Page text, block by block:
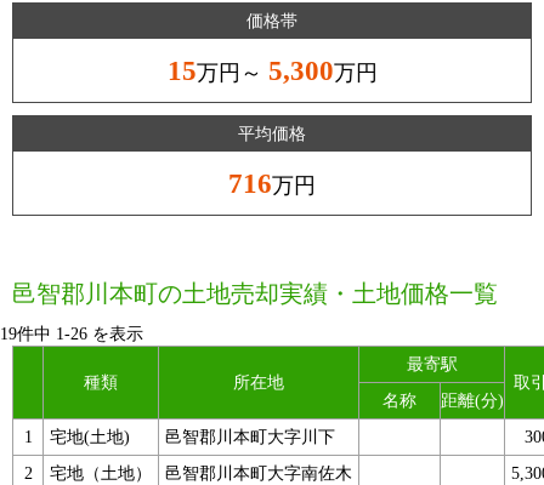
価格帯
15万円～ 5,300万円
平均価格
716万円
邑智郡川本町の土地売却実績・土地価格一覧
19件中 1-26 を表示
種類 所在地
最寄駅
取
名称
距離(分)
1
宅地(土地) 邑智郡川本町大字川下
2
宅地（土地） 邑智郡川本町大字南佐木